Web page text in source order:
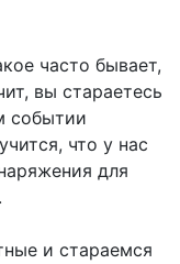
часто бывает,
вы стараетесь
событии
что у нас
для
и стараемся